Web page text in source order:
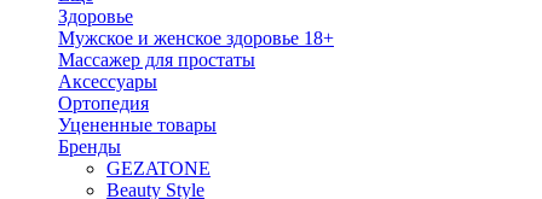
Здоровье
Мужское и женское здоровье 18+
Массажер для простаты
Аксессуары
Ортопедия
Уцененные товары
Бренды
GEZATONE
Beauty Style